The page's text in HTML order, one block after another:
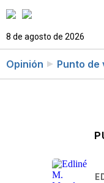
8 de agosto de 2026
Opinión Punto de